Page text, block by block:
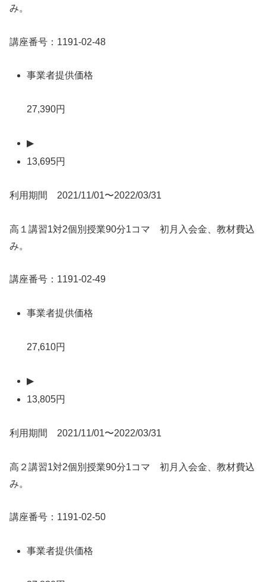
み。
講座番号：1191-02-48
事業者提供価格
27,390円
▶
13,695円
利用期間 2021/11/01〜2022/03/31
高１講習1対2個別授業90分1コマ 初月入会金、教材費込
み。
講座番号：1191-02-49
事業者提供価格
27,610円
▶
13,805円
利用期間 2021/11/01〜2022/03/31
高２講習1対2個別授業90分1コマ 初月入会金、教材費込
み。
講座番号：1191-02-50
事業者提供価格